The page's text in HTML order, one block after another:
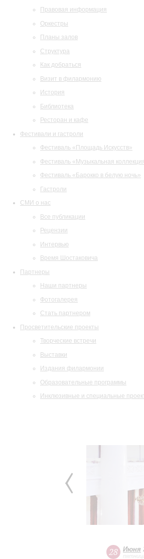
Правовая информация
Оркестры
Планы залов
Структура
Как добраться
Визит в филармонию
История
Библиотека
Ресторан и кафе
Фестивали и гастроли
Фестиваль «Площадь Искусств»
Фестиваль «Музыкальная
Фестиваль «Барокко в белую ночь»
Гастроли
СМИ о нас
Все публикации
Рецензии
Интервью
Время Шостаковича
Партнеры
Наши партнеры
Фотогалерея
Стать партнером
Просветительские проекты
Творческие встречи
Выставки
Издания филармонии
Образовательные программы
Инклюзивные и специальные
28 Июня